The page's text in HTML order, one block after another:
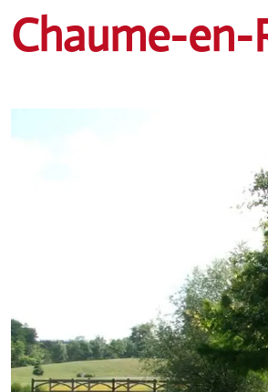
Chaume-en-